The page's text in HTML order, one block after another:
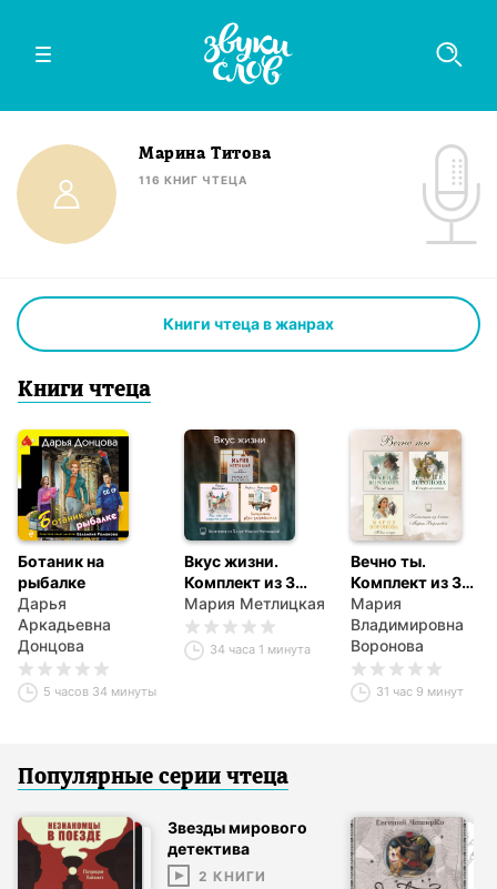
Марина Титова
116 КНИГ ЧТЕЦА
Книги чтеца в жанрах
Книги чтеца
Ботаник на
рыбалке
Дарья
Аркадьевна
Донцова
5 часов 34 минуты
Вкус жизни.
Комплект из 3
книг Марии
Метлицкой
Мария Метлицкая
34 часа 1 минута
Вечно ты.
Комплект из 3
книг Марии
Вороновой
Мария
Владимировна
Воронова
31 час 9 минут
Популярные серии чтеца
Звезды мирового
детектива
2 КНИГИ